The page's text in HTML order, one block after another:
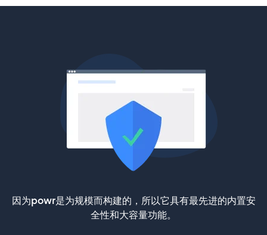
因为powr是为规模而构建的，所以它具有最先进的内置安
全性和大容量功能。